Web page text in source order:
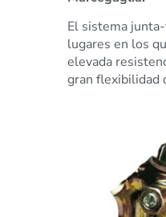
El sistema
lugares en los
elevada
gran flexibilidad